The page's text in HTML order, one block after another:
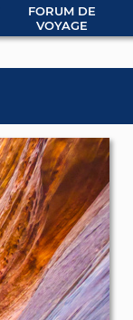
FORUM DE
VOYAGE